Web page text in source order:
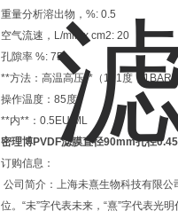
重量分析溶出物，%: 0.5
空气流速，L/min x cm2: 20
孔隙率 %: 75
**方法：高温高压**（121度，
操作温度：85度
**内**：0.5EU/ML
密理博PVDF滤膜直径90mm孔径
订购信息：
公司简介：上海未熹生物科技有限
位。“未”字代表未来，“熹”字代表光